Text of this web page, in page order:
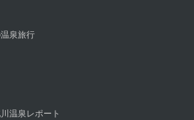
泉旅行
温泉レポート